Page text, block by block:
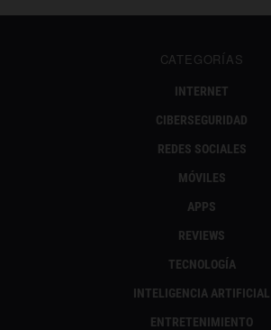
CATEGORÍAS
INTERNET
CIBERSEGURIDAD
REDES SOCIALES
MÓVILES
APPS
REVIEWS
TECNOLOGÍA
INTELIGENCIA ARTIFICIAL
ENTRETENIMIENTO